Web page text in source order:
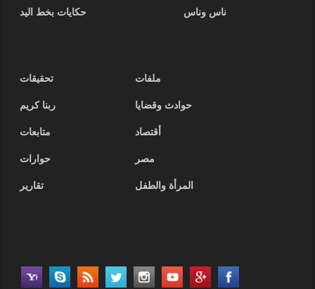
ناس وناس
حكايات بخط اليد
ملفات
تحقيقات
حوادث وقضايا
ربنا كريم
أقتصاد
متابعات
مصر
حوارات
المرأة والطفل
تقارير